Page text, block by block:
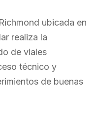
ubicada en
realiza la
de viales
técnico y
de buenas